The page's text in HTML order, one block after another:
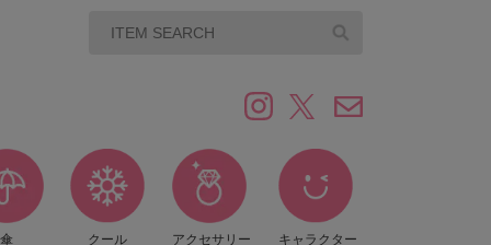
傘 クール アクセサリー キャラクター